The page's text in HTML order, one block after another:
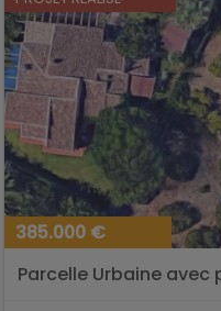
385.000 €
Parcelle Urbaine